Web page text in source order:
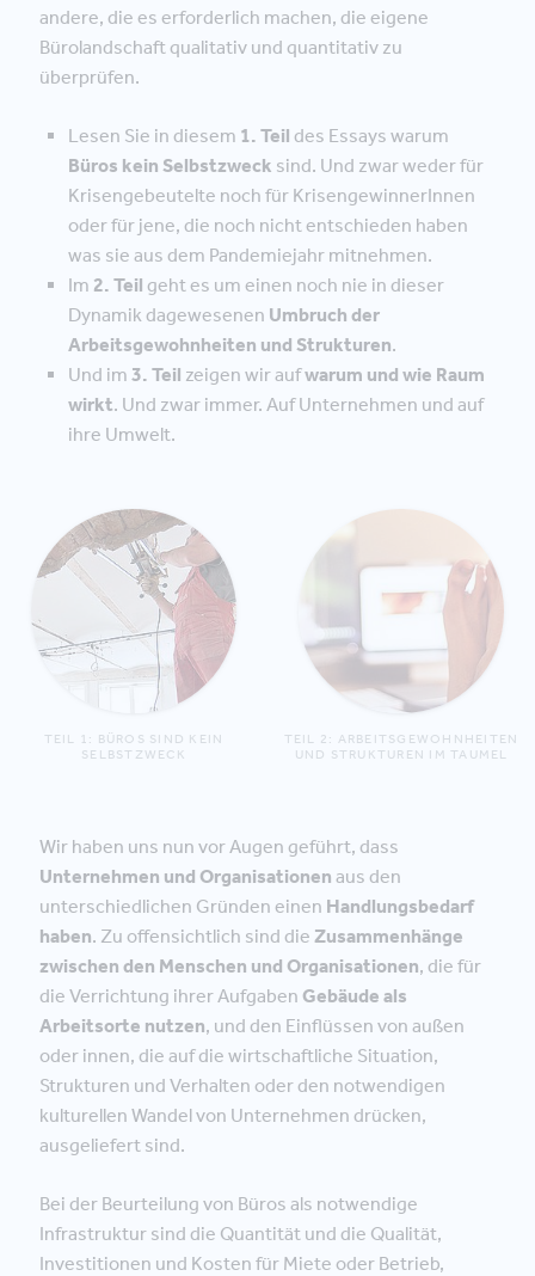
andere, die es erforderlich machen, die eigene
Bürolandschaft qualitativ und quantitativ zu
überprüfen.
Lesen Sie in diesem 1. Teil des Essays warum
Büros kein Selbstzweck sind. Und zwar weder für
Krisengebeutelte noch für KrisengewinnerInnen
oder für jene, die noch nicht entschieden haben
was sie aus dem Pandemiejahr mitnehmen.
Im 2. Teil geht es um einen noch nie in dieser
Dynamik dagewesenen Umbruch der
Arbeitsgewohnheiten und Strukturen.
Und im 3. Teil zeigen wir aufwarum und wie Raum
wirkt. Und zwar immer. Auf Unternehmen und auf
ihre Umwelt.
TEIL 1: BÜROS SIND KEIN
SELBSTZWECK
TEIL 2: ARBEITSGEWOHNHEITEN
UND STRUKTUREN IM TAUMEL
Wir haben uns nun vor Augen geführt, dass
Unternehmen und Organisationen aus den
unterschiedlichen Gründen einen Handlungsbedarf
haben. Zu offensichtlich sind die Zusammenhänge
zwischen den Menschen und Organisationen, die für
die Verrichtung ihrer Aufgaben Gebäude als
Arbeitsorte nutzen, und den Einflüssen von außen
oder innen, die auf die wirtschaftliche Situation,
Strukturen und Verhalten oder den notwendigen
kulturellen Wandel von Unternehmen drücken,
ausgeliefert sind.
Bei der Beurteilung von Büros als notwendige
Infrastruktur sind die Quantität und die Qualität,
Investitionen und Kosten für Miete oder Betrieb,